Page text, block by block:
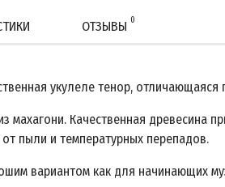
ОТЗЫВЫ 0
укулеле тенор,
махагони. Качественная
пыли и температурных перепадов.
вариантом как для начинающих